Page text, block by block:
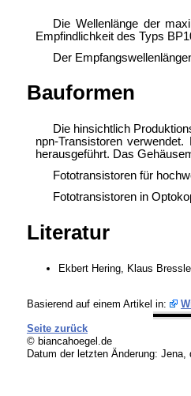
Die Wellenlänge der
Empfindlichkeit des Typs
Der
Bauformen
Die hinsichtlich
npn-Transistoren
herausgeführt. Das
Fototransistoren für
Fototransistoren in
Literatur
Ekbert Hering, Klaus
Basierend auf einem Artikel in:
Seite zurück
© biancahoegel.de
Datum der letzten Änderung: Jena,